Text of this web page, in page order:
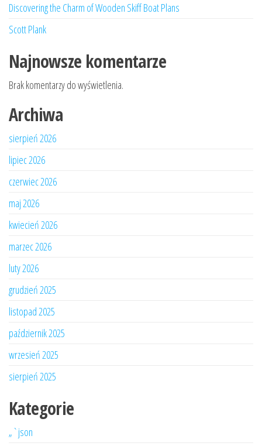
Discovering the Charm of Wooden Skiff Boat Plans
Scott Plank
Najnowsze komentarze
Brak komentarzy do wyświetlenia.
Archiwa
sierpień 2026
lipiec 2026
czerwiec 2026
maj 2026
kwiecień 2026
marzec 2026
luty 2026
grudzień 2025
listopad 2025
październik 2025
wrzesień 2025
sierpień 2025
Kategorie
„`json